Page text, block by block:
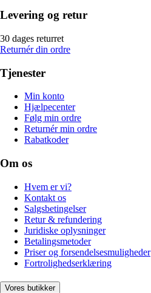
Levering og retur
30 dages returret
Returnér din ordre
Tjenester
Min konto
Hjælpecenter
Følg min ordre
Returnér min ordre
Rabatkoder
Om os
Hvem er vi?
Kontakt os
Salgsbetingelser
Retur & refundering
Juridiske oplysninger
Betalingsmetoder
Priser og forsendelsesmuligheder
Fortrolighedserklæring
Vores butikker